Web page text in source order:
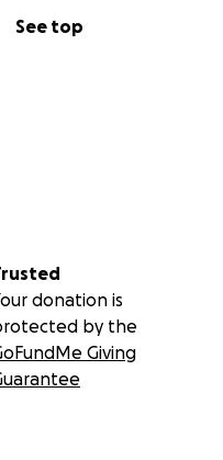
See top
kaputt
– und die
Zimmer verändert.
donation is
by the
Giving